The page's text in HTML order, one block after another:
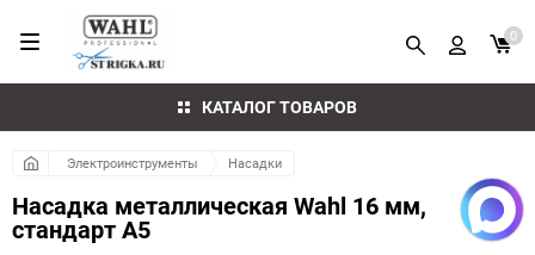
КАТАЛОГ ТОВАРОВ
0
Электроинструменты Насадки
Насадка металлическая Wahl 16 мм,
стандарт А5